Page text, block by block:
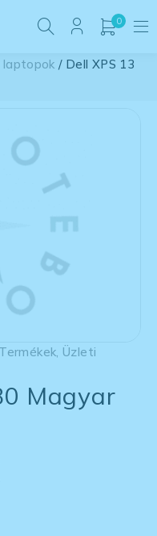
0
laptopok / Dell XPS 13
Termékek Üzleti
Magyar